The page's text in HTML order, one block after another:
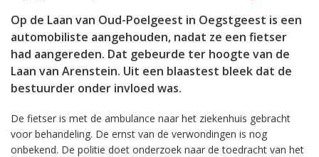
Op de Laan van Oud-Poelgeest in Oegstgeest is een
automobiliste aangehouden, nadat ze een fietser
had aangereden. Dat gebeurde ter hoogte van de
Laan van Arenstein. Uit een blaastest bleek dat de
bestuurder onder invloed was.
De fietser is met de ambulance naar het ziekenhuis gebracht
voor behandeling. De ernst van de verwondingen is nog
onbekend. De politie doet onderzoek naar de toedracht van het